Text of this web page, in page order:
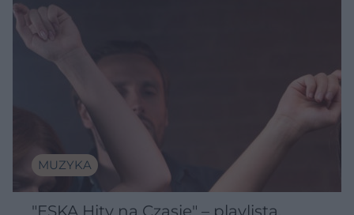
MUZYKA
"ESKA Hity na Czasie" – playlista,